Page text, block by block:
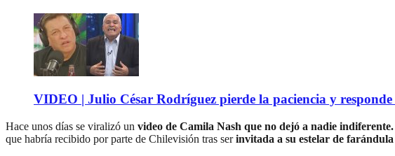
VIDEO | Julio César Rodríguez pierde la paciencia y
Hace unos días se viralizó un video de Camila Nash que no dejó a nadie indiferente.
que habría recibido por parte de Chilevisión tras serinvitada a su estelar de farándula